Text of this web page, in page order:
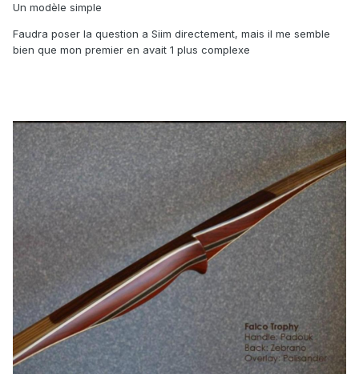
Un modèle simple
Faudra poser la question a Siim directement, mais il me semble
bien que mon premier en avait 1 plus complexe